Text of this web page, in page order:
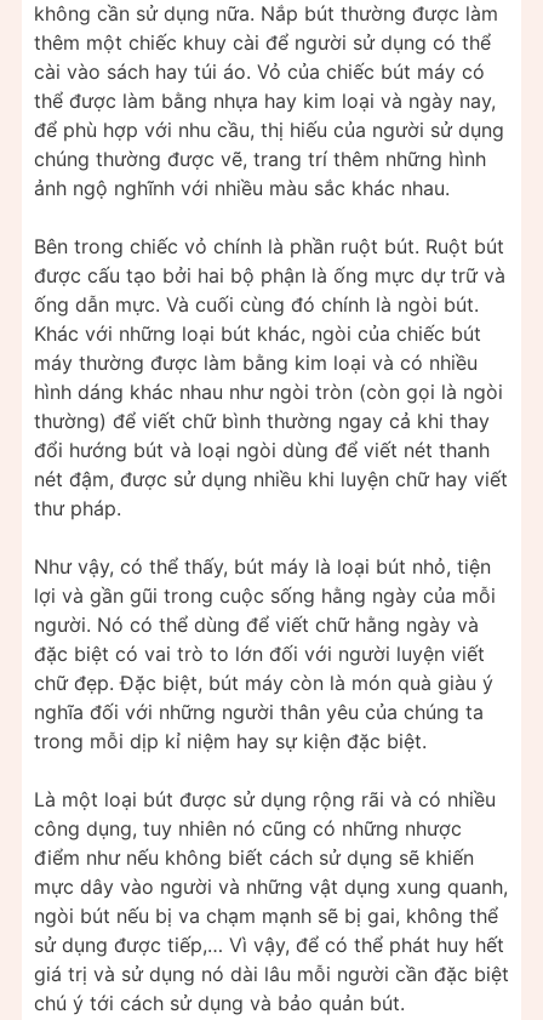
không cần sử dụng nữa. Nắp bút thường được làm
thêm một chiếc khuy cài để người sử dụng có thể
cài vào sách hay túi áo. Vỏ của chiếc bút máy có
thể được làm bằng nhựa hay kim loại và ngày nay,
để phù hợp với nhu cầu, thị hiếu của người sử dụng
chúng thường được vẽ, trang trí thêm những hình
ảnh ngộ nghĩnh với nhiều màu sắc khác nhau.
Bên trong chiếc vỏ chính là phần ruột bút. Ruột bút
được cấu tạo bởi hai bộ phận là ống mực dự trữ và
ống dẫn mực. Và cuối cùng đó chính là ngòi bút.
Khác với những loại bút khác, ngòi của chiếc bút
máy thường được làm bằng kim loại và có nhiều
hình dáng khác nhau như ngòi tròn (còn gọi là ngòi
thường) để viết chữ bình thường ngay cả khi thay
đổi hướng bút và loại ngòi dùng để viết nét thanh
nét đậm, được sử dụng nhiều khi luyện chữ hay viết
thư pháp.
Như vậy, có thể thấy, bút máy là loại bút nhỏ, tiện
lợi và gần gũi trong cuộc sống hằng ngày của mỗi
người. Nó có thể dùng để viết chữ hằng ngày và
đặc biệt có vai trò to lớn đối với người luyện viết
chữ đẹp. Đặc biệt, bút máy còn là món quà giàu ý
nghĩa đối với những người thân yêu của chúng ta
trong mỗi dịp kỉ niệm hay sự kiện đặc biệt.
Là một loại bút được sử dụng rộng rãi và có nhiều
công dụng, tuy nhiên nó cũng có những nhược
điểm như nếu không biết cách sử dụng sẽ khiến
mực dây vào người và những vật dụng xung quanh,
ngòi bút nếu bị va chạm mạnh sẽ bị gai, không thể
sử dụng được tiếp,… Vì vậy, để có thể phát huy hết
giá trị và sử dụng nó dài lâu mỗi người cần đặc biệt
chú ý tới cách sử dụng và bảo quản bút.